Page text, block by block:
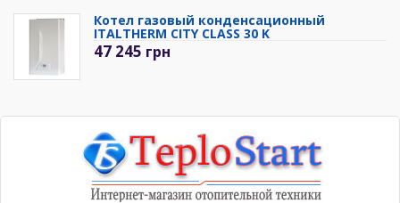
Котел газовый конденсационный
ITALTHERM CITY CLASS 30 K
47 245 грн